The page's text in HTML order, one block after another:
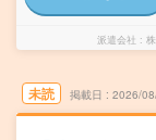
派遣会社
未読 掲載日 2026/